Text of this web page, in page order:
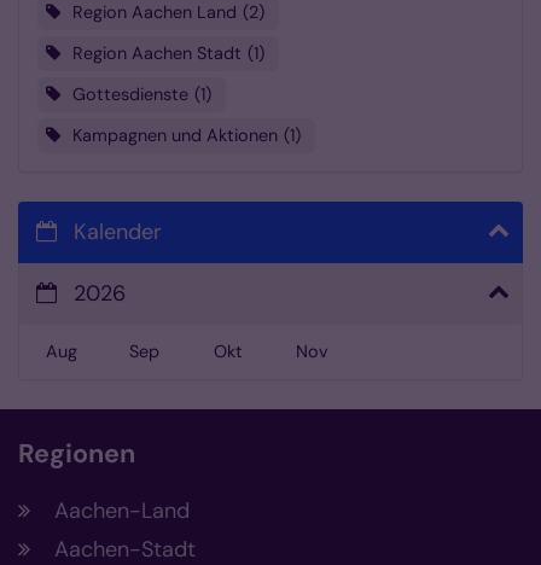
Region Aachen Land
2
Region Aachen Stadt 1
Gottesdienste 1
Kampagnen und Aktionen 1
Kalender
2026
Aug Sep Okt Nov
Regionen
Aachen-Land
Aachen-Stadt